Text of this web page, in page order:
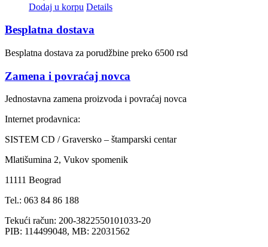
Dodaj u korpu Details
Besplatna dostava
Besplatna dostava za porudžbine preko 6500 rsd
Zamena i povraćaj novca
Jednostavna zamena proizvoda i povraćaj novca
Internet prodavnica:
SISTEM CD / Graversko – štamparski centar
Mlatišumina 2, Vukov spomenik
11111 Beograd
Tel.: 063 84 86 188
Tekući račun: 200-3822550101033-20
PIB: 114499048, MB: 22031562